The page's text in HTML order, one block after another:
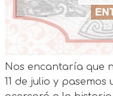
Nos encantaría que
11 de julio y